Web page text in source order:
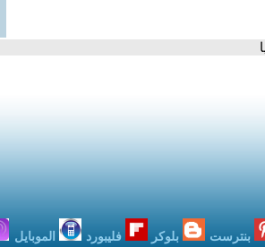
بنترست بلوكر فليبورد الموبايل